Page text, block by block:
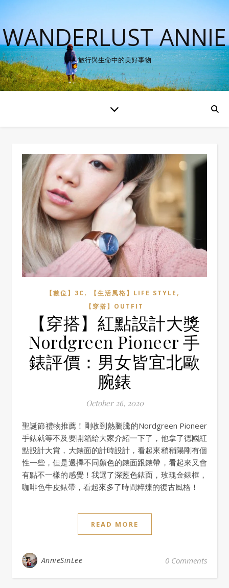
WANDERLUST ANNIE
旅行與生命中的美好事物
【數位】3C , 【生活風格】LIFE STYLE ,
【穿搭】OUTFIT
【穿搭】紅點設計大獎
Nordgreen Pioneer 手
錶評價：男女皆宜北歐
腕錶
October 26, 2020
聖誕節禮物推薦！剛收到熱騰騰的Nordgreen Pioneer
手錶就等不及要開箱給大家介紹一下了，他拿了德國紅
點設計大賞，大錶面的計時設計，看起來稍稍陽剛有個
性一些，但是選擇不同顏色的錶面跟錶帶，看起來又會
有點不一樣的感覺！我選了深藍色錶面，玫瑰金錶框，
咖啡色牛皮錶帶，看起來多了時間粹煉的復古風格！
READ MORE
AnnieSinLee 0 Comments